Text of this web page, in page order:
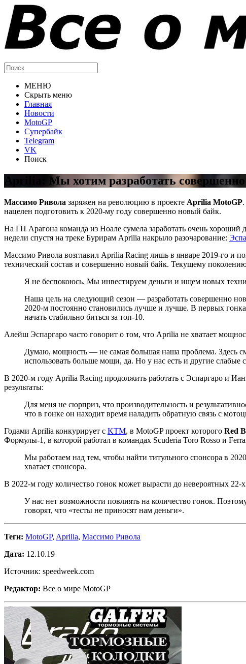
МЕНЮ
Скрыть меню
Главная
Новости
MotoGP
Супербайк
Telegram
VK
Поиск
Aprilia: Мы хотим разработать
Массимо Ривола заряжен на революцию в проекте Aprilia MotoGP
нацелен подготовить к 2020-му году совершенно новый байк.
На ГП Арагона команда из Ноале сумела заработать очень хороший
недели спустя на треке Бурирам Aprilia накрыло разочарование:
Массимо Ривола возглавил Aprilia Racing лишь в январе 2019-го и
технический состав и совершенно новый байк. Текущему
Я не беспокоюсь. Мы инвестируем деньги и ищем новых
Наша цель на следующий сезон — разработать совершенно
2020-м постоянно становились лучше и лучше. В первых
начать стабильно биться за топ-10.
Алейш Эспаргаро часто говорит о том, что Aprilia не хватает
Думаю, мощность — не самая большая наша проблема. Здесь
использовать больше мощи, да. Но у нас есть и другие слабые
В 2020-м году Aprilia Racing продолжить работать с Эспаргаро и
результаты:
Для меня не сюрприз, что производительность и
что в гонке он находит время наладить обратную связь с
Годами Aprilia конкурирует с KTM, в MotoGP проект которого Red
Формулы-1, в которой работал в командах Scuderia Toro Rosso и
Мы работаем над тем, чтобы найти титульного спонсора в
хватает спонсора.
В 2022-м году количество гонок может вырасти до невероятных 22-
У нас нет возможности повлиять на количество гонок.
говорят, что «тесты не приносят нам деньги».
Теги: MotoGP, Aprilia, Массимо Ривола
Дата: 12.10.19
Источник: speedweek.com
Редактор: Все о мире MotoGP